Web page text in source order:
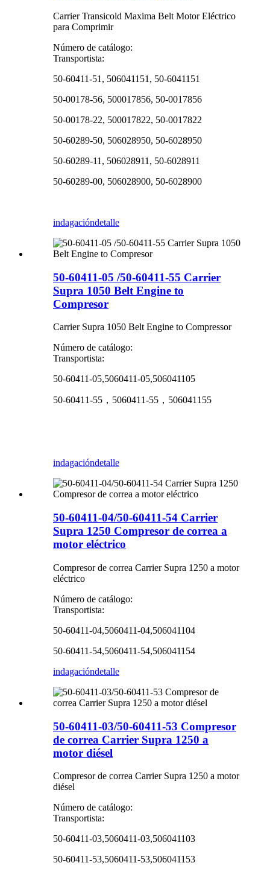
Carrier Transicold Maxima Belt Motor Eléctrico
para Comprimir
Número de catálogo:
Transportista:
50-60411-51, 506041151, 50-6041151
50-00178-56, 500017856, 50-0017856
50-00178-22, 500017822, 50-0017822
50-60289-50, 506028950, 50-6028950
50-60289-11, 506028911, 50-6028911
50-60289-00, 506028900, 50-6028900
indagacióndetalle
50-60411-05 /50-60411-55 Carrier
Supra 1050 Belt Engine to
Compresor
Carrier Supra 1050 Belt Engine to Compressor
Número de catálogo:
Transportista:
50-60411-05,5060411-05,506041105
50-60411-55，5060411-55，506041155
indagacióndetalle
50-60411-04/50-60411-54 Carrier
Supra 1250 Compresor de correa a
motor eléctrico
Compresor de correa Carrier Supra 1250 a motor
eléctrico
Número de catálogo:
Transportista:
50-60411-04,5060411-04,506041104
50-60411-54,5060411-54,506041154
indagacióndetalle
50-60411-03/50-60411-53 Compresor
de correa Carrier Supra 1250 a
motor diésel
Compresor de correa Carrier Supra 1250 a motor
diésel
Número de catálogo:
Transportista:
50-60411-03,5060411-03,506041103
50-60411-53,5060411-53,506041153